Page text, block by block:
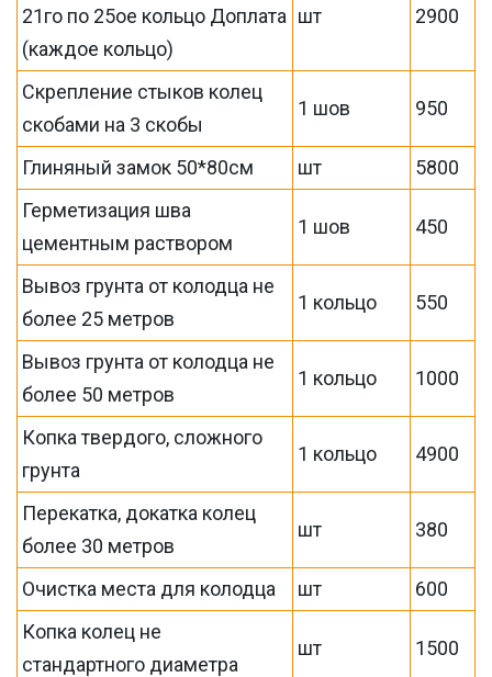
21го по 25ое кольцо Доплата
(каждое кольцо)
шт 2900
Скрепление стыков колец
скобами на 3 скобы
1 шов 950
Глиняный замок 50*80см шт
5800
Герметизация шва
цементным раствором
1 шов 450
Вывоз грунта от колодца не
более 25 метров
1 кольцо 550
Вывоз грунта от колодца не
более 50 метров
1 кольцо 1000
Копка твердого, сложного
грунта
1 кольцо 4900
Перекатка, докатка колец
более 30 метров
шт 380
Очистка места для колодца шт
600
Копка колец не
стандартного диаметра
шт 1500